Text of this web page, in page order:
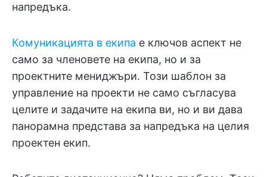
напредъка.
Комуникацията в екипа е ключов аспект не
само за членовете на екипа, но и за
проектните мениджъри. Този шаблон за
управление на проекти не само съгласува
целите и задачите на екипа ви, но и ви дава
панорамна представа за напредъка на целия
проектен екип.